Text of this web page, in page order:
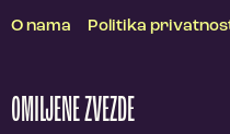
O nama Politika
OMILJENE ZVEZDE